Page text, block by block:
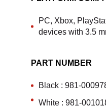
PC, Xbox,
devices with 3.5
PART NUMBER
Black : 981-
White : 981-